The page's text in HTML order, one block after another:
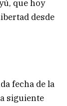
que hoy
desde
fecha de la
siguiente